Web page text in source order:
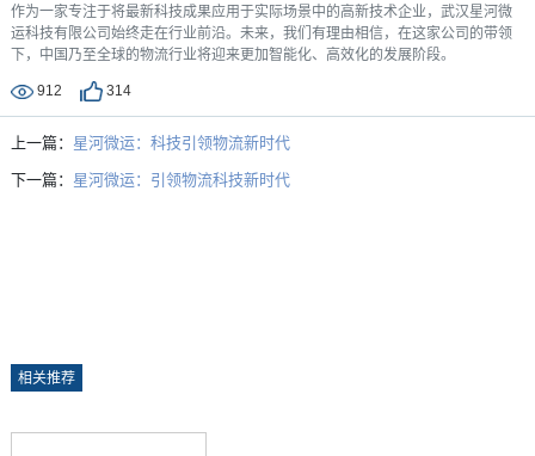
作为一家专注于将最新科技成果应用于实际场景中的高新技术企业，武汉星河微
运科技有限公司始终走在行业前沿。未来，我们有理由相信，在这家公司的带领
下，中国乃至全球的物流行业将迎来更加智能化、高效化的发展阶段。
912 314
上一篇： 星河微运：科技引领物流新时代
下一篇： 星河微运：引领物流科技新时代
相关推荐